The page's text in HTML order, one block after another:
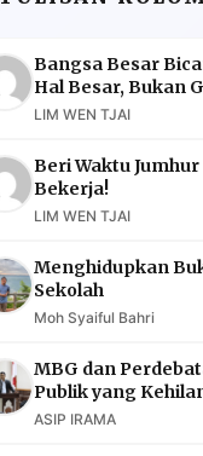
Bangsa Besar
Hal Besar, Bukan
Murahan
LIM WEN TJAI
Beri Waktu Jumhur
Bekerja!
LIM WEN TJAI
Menghidupkan
Sekolah
Moh Syaiful Bahri
MBG dan
Publik yang
Argumen
ASIP IRAMA